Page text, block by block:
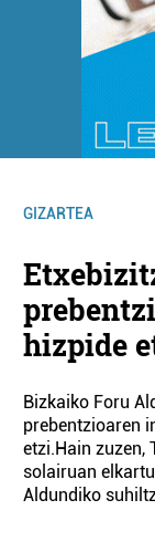
GIZARTEA
hizpide
Bizkaiko Foru
prebentzioaren
etzi.Hain zuzen,
solairuan
Aldundiko